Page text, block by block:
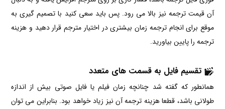
آن قیمت ترجمه نیز بالا می رود. پس باید سعی کنید با تصمیم گیری به
موقع برای انجام ترجمه زمان بیشتری در اختیار مترجم قرار دهید و هزینه
ترجمه را پایین بیاورید.
تقسیم فایل به قسمت های متعدد
همانطور که گفته شد چنانچه زمان فیلم یا فایل صوتی بیش از اندازه
طولانی باشد، قطعا هزینه ترجمه آن نیز زیاد خواهد بود. بنابراین می توان